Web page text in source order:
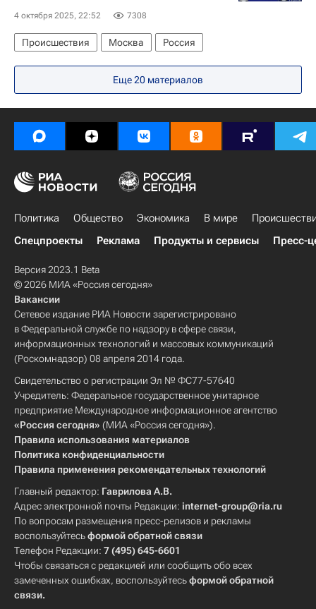
4 октября 2025, 22:52 7308
Происшествия Москва Россия
Еще 20 материалов
Политика Общество Экономика В мире
Спецпроекты
Реклама Продукты и сервисы Пресс-
Версия 2023.1 Beta
© 2026 МИА «Россия сегодня»
Вакансии
Сетевое издание РИА Новости зарегистрировано
в Федеральной службе по надзору в сфере связи,
информационных технологий и массовых коммуникаций
(Роскомнадзор) 08 апреля 2014 года.
Свидетельство о регистрации Эл № ФС77-57640
Учредитель: Федеральное государственное унитарное
предприятие Международное информационное агентство
«Россия сегодня» (МИА «Россия сегодня»).
Правила использования материалов
Политика конфиденциальности
Правила применения рекомендательных технологий
Главный редактор: Гаврилова А.В.
Адрес электронной почты Редакции: internet-group@ria.ru
По вопросам размещения пресс-релизов и рекламы
воспользуйтесьформой обратной связи
Телефон Редакции: 7 (495) 645-6601
Чтобы связаться с редакцией или сообщить обо всех
замеченных ошибках, воспользуйтесьформой обратной
связи.